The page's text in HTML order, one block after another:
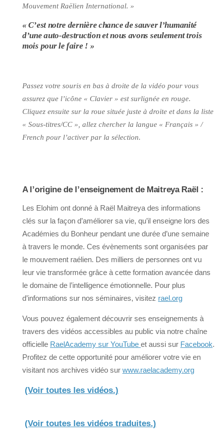
Mouvement Raëlien International. »
« C’est notre dernière chance de sauver l’humanité
d’une auto-destruction et nous avons seulement trois
mois pour le faire ! »
Passez votre souris en bas à droite de la vidéo pour vous
assurez que l’icône « Clavier » est surlignée en rouge.
Cliquez ensuite sur la roue située juste à droite et dans la liste
« Sous-titres/CC », allez chercher la langue « Français » /
French pour l’activer par la sélection.
A l’origine de l’enseignement de Maitreya Raël :
Les Elohim ont donné à Raël Maitreya des informations
clés sur la façon d’améliorer sa vie, qu’il enseigne lors des
Académies du Bonheur pendant une durée d’une semaine
à travers le monde. Ces évènements sont organisées par
le mouvement raélien. Des milliers de personnes ont vu
leur vie transformée grâce à cette formation avancée dans
le domaine de l’intelligence émotionnelle. Pour plus
d’informations sur nos séminaires, visitez rael.org
Vous pouvez également découvrir ses enseignements à
travers des vidéos accessibles au public via notre chaîne
officielle RaelAcademy sur YouTube et aussi sur Facebook.
Profitez de cette opportunité pour améliorer votre vie en
visitant nos archives vidéo sur www.raelacademy.org
(Voir toutes les vidéos.)
(Voir toutes les vidéos traduites.)